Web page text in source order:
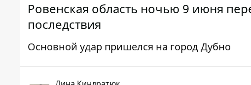
Ровенская область ночью 9 июня
последствия
Основной удар пришелся на город Дубно